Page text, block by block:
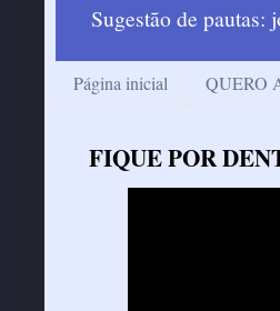
Sugestão de
Página inicial QUERO
FIQUE POR